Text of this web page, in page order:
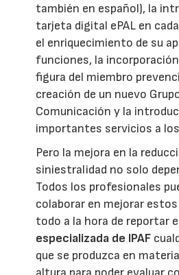
también en español), la
tarjeta digital ePAL en
el enriquecimiento de su
funciones, la incorporación
figura del miembro
creación de un nuevo
Comunicación y la
importantes servicios a
Pero la mejora en la
siniestralidad no solo
Todos los profesionales
colaborar en mejorar
todo a la hora de reportar
especializada de IPAF
que se produzca en